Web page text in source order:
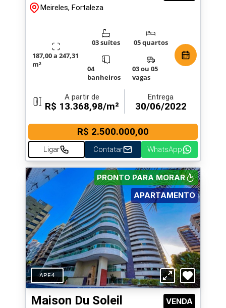
Meireles, Fortaleza
187,00 a 247,31
m²
03 suítes 05 quartos
04
banheiros
03 ou 05
vagas
A partir de
R$ 13.368,98/m²
Entrega
30/06/2022
R$ 2.500.000,00
Ligar Contatar WhatsApp
APE4
APARTAMENTO
PRONTO PARA MORAR
Maison Du Soleil VENDA